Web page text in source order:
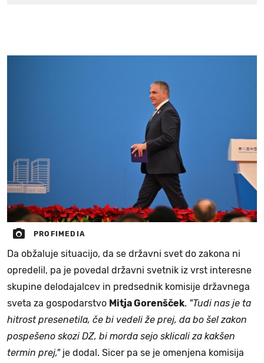
PROFIMEDIA
Da obžaluje situacijo, da se državni svet do zakona ni
opredelil, pa je povedal državni svetnik iz vrst interesne
skupine delodajalcev in predsednik komisije državnega
sveta za gospodarstvo Mitja Gorenšček. "Tudi nas je ta
hitrost presenetila, če bi vedeli že prej, da bo šel zakon
pospešeno skozi DZ, bi morda sejo sklicali za kakšen
termin prej,"je dodal. Sicer pa se je omenjena komisija